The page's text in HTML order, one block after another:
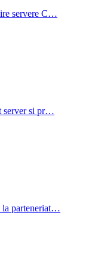
servere C…
server si pr…
la parteneriat…